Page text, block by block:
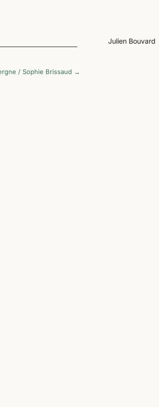
Julien Bouvard
/ Sophie Brissaud →